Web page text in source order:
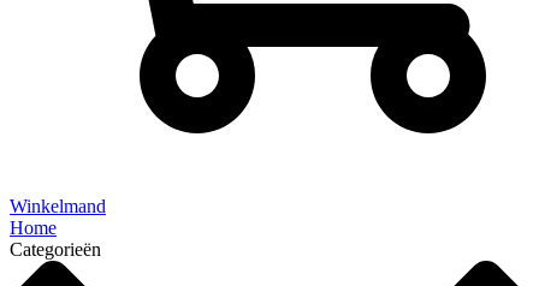
Winkelmand
Home
Categorieën